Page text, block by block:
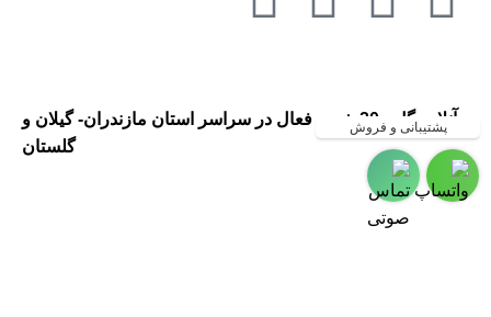
آنلاین گل ، 20 شعبه فعال در سراسر استان مازندران- گیلان و
گلستان
گلفروشی در مازندران ، گلفروشی
پشتیبانی و فروش